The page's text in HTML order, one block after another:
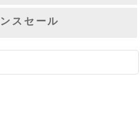
スセール